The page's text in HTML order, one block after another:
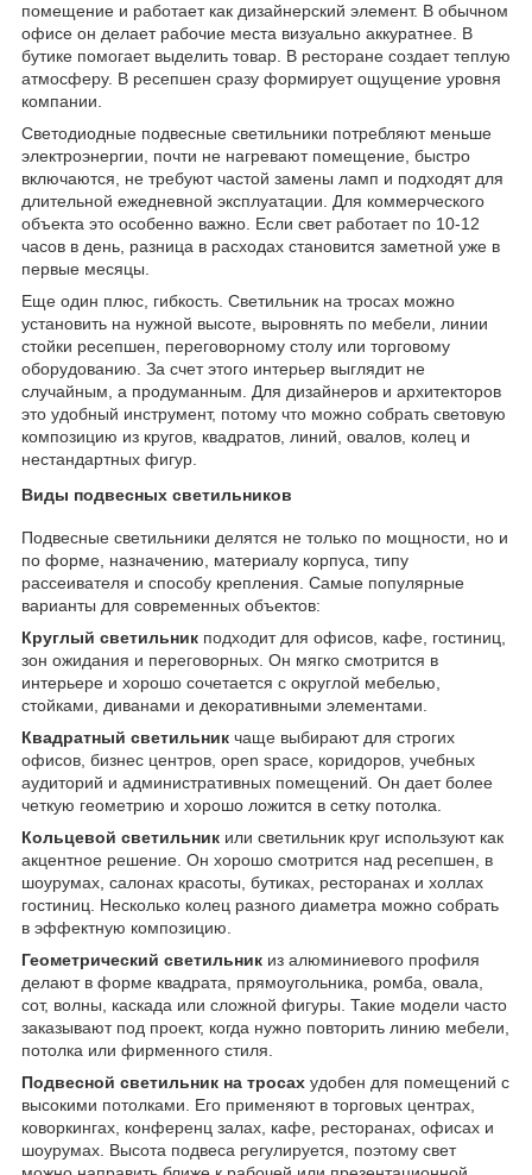
помещение и работает как дизайнерский элемент. В обычном
офисе он делает рабочие места визуально аккуратнее. В
бутике помогает выделить товар. В ресторане создает теплую
атмосферу. В ресепшен сразу формирует ощущение уровня
компании.
Светодиодные подвесные светильники потребляют меньше
электроэнергии, почти не нагревают помещение, быстро
включаются, не требуют частой замены ламп и подходят для
длительной ежедневной эксплуатации. Для коммерческого
объекта это особенно важно. Если свет работает по 10-12
часов в день, разница в расходах становится заметной уже в
первые месяцы.
Еще один плюс, гибкость. Светильник на тросах можно
установить на нужной высоте, выровнять по мебели, линии
стойки ресепшен, переговорному столу или торговому
оборудованию. За счет этого интерьер выглядит не
случайным, а продуманным. Для дизайнеров и архитекторов
это удобный инструмент, потому что можно собрать световую
композицию из кругов, квадратов, линий, овалов, колец и
нестандартных фигур.
Виды подвесных светильников
Подвесные светильники делятся не только по мощности, но и
по форме, назначению, материалу корпуса, типу
рассеивателя и способу крепления. Самые популярные
варианты для современных объектов:
Круглый светильник подходит для офисов, кафе, гостиниц,
зон ожидания и переговорных. Он мягко смотрится в
интерьере и хорошо сочетается с округлой мебелью,
стойками, диванами и декоративными элементами.
Квадратный светильник чаще выбирают для строгих
офисов, бизнес центров, open space, коридоров, учебных
аудиторий и административных помещений. Он дает более
четкую геометрию и хорошо ложится в сетку потолка.
Кольцевой светильник или светильник круг используют как
акцентное решение. Он хорошо смотрится над ресепшен, в
шоурумах, салонах красоты, бутиках, ресторанах и холлах
гостиниц. Несколько колец разного диаметра можно собрать
в эффектную композицию.
Геометрический светильник из алюминиевого профиля
делают в форме квадрата, прямоугольника, ромба, овала,
сот, волны, каскада или сложной фигуры. Такие модели часто
заказывают под проект, когда нужно повторить линию мебели,
потолка или фирменного стиля.
Подвесной светильник на тросах удобен для помещений с
высокими потолками. Его применяют в торговых центрах,
коворкингах, конференц залах, кафе, ресторанах, офисах и
шоурумах. Высота подвеса регулируется, поэтому свет